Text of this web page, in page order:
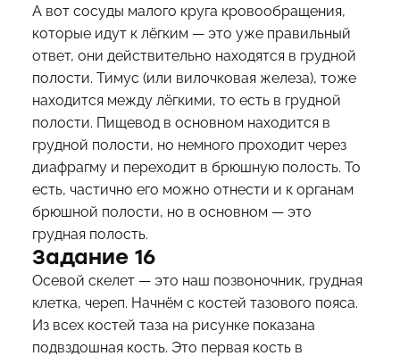
А вот сосуды малого круга кровообращения,
которые идут к лёгким — это уже правильный
ответ, они действительно находятся в грудной
полости. Тимус (или вилочковая железа), тоже
находится между лёгкими, то есть в грудной
полости. Пищевод в основном находится в
грудной полости, но немного проходит через
диафрагму и переходит в брюшную полость. То
есть, частично его можно отнести и к органам
брюшной полости, но в основном — это
грудная полость.
Задание 16
Осевой скелет — это наш позвоночник, грудная
клетка, череп. Начнём с костей тазового пояса.
Из всех костей таза на рисунке показана
подвздошная кость. Это первая кость в